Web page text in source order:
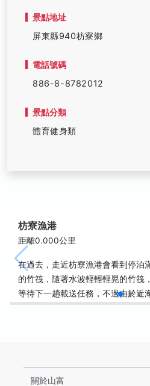
景點地址
屏東縣940枋寮鄉
電話號碼
886-8-8782012
景點分類
體育健身類
枋寮漁港
距離0.000公里
在過去，走近枋寮漁港會看到停泊
的竹筏，隨著水波輕輕輕晃的竹筏
等待下一趟載送任務，不過由於近
關於山富